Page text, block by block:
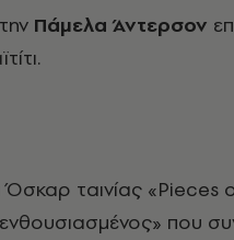
Πάμελα Άντερσον
ταινίας «Pieces
που